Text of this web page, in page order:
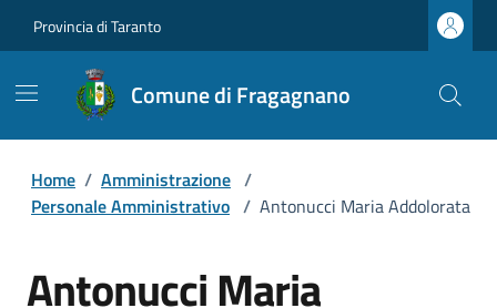
Provincia di Taranto
Comune di Fragagnano
Home / Amministrazione /
Personale Amministrativo / Antonucci Maria Addolorata
Antonucci Maria